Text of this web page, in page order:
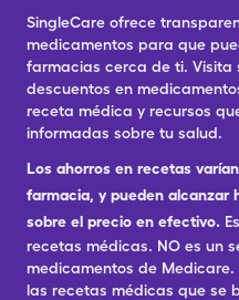
SingleCare ofrece
medicamentos para que
farmacias cerca de ti.
descuentos en
receta médica y recursos
informadas sobre tu salud.
Los ahorros en recetas
farmacia, y pueden alcanzar
sobre el precio en efectivo.
recetas médicas. NO es un
medicamentos de
las recetas médicas que se